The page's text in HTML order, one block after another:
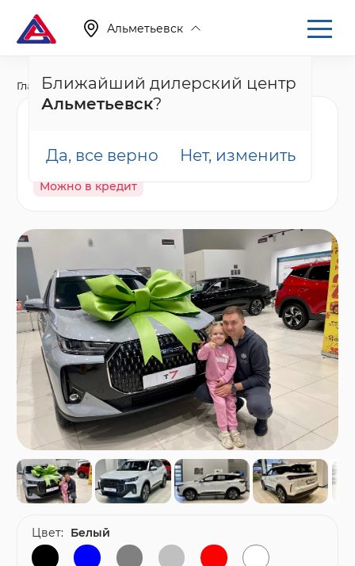
Альметьевск
Ближайший дилерский центр
Альметьевск?
Да, все верно Нет, изменить
Главная Каталог Новые автомобили T7
В наличии Спецпредложение
Гарантия
Можно в кредит
Цвет: Белый